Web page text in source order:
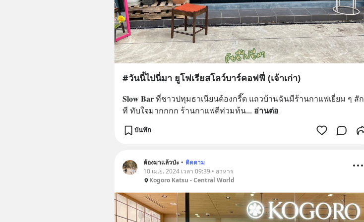
#วันนี้ไปนี่มา ยูโฟเรียสโลว์บาร์คอฟฟี่ (เจ้าเก่า)
𝐒𝐥𝐨𝐰 𝐁𝐚𝐫 ที่ชาวปทุมธาเนียนต้องกรี๊ด แถวบ้านฉันมีร้านกาแฟเยี่ยม ๆ สัก
ที ทับใจมากกกก ร้านกาแฟดีท่วมท้น... อ่านต่อ
บันทึก
ต้องมาแล้วป่ะ • ติดตาม
10 เม.ย. 2024 เวลา 09:39 • อาหาร
Kogoro Katsu - Central World